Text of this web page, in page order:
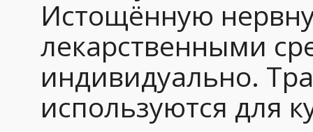
Истощённую
лекарственными
индивидуально.
используются для